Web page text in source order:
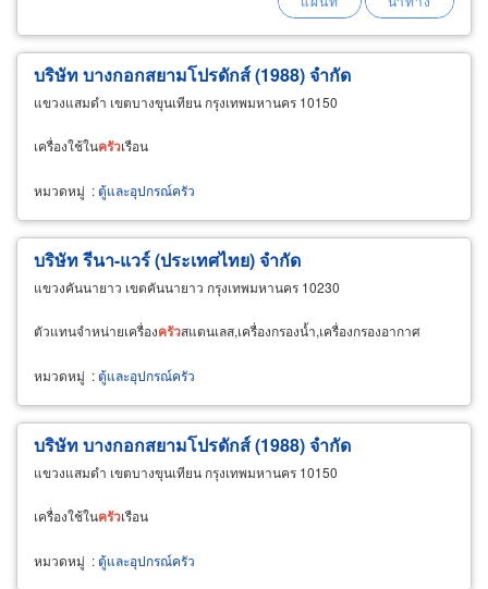
บริษัท บางกอกสยามโปรดักส์ (1988) จำกัด
แขวงแสมดำ เขตบางขุนเทียน กรุงเทพมหานคร 10150
เครื่องใช้ในครัวเรือน
หมวดหมู่ :ตู้และอุปกรณ์ครัว
บริษัท รีนา-แวร์ (ประเทศไทย) จำกัด
แขวงคันนายาว เขตคันนายาว กรุงเทพมหานคร 10230
ตัวแทนจำหน่ายเครื่องครัวสแตนเลส,เครื่องกรองน้ำ,เครื่องกรองอากาศ
หมวดหมู่ :ตู้และอุปกรณ์ครัว
บริษัท บางกอกสยามโปรดักส์ (1988) จำกัด
แขวงแสมดำ เขตบางขุนเทียน กรุงเทพมหานคร 10150
เครื่องใช้ในครัวเรือน
หมวดหมู่ :ตู้และอุปกรณ์ครัว